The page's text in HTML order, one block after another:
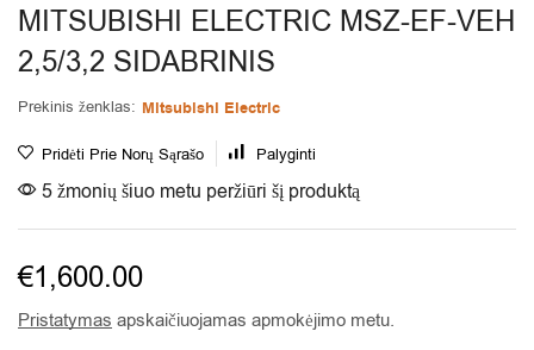
MITSUBISHI ELECTRIC MSZ-EF-VEH
2,5/3,2 SIDABRINIS
Prekinis ženklas: Mitsubishi Electric
Pridėti Prie Norų Sąrašo Palyginti
5 žmonių šiuo metu peržiūri šį produktą
€1,600.00
Pristatymas apskaičiuojamas apmokėjimo metu.